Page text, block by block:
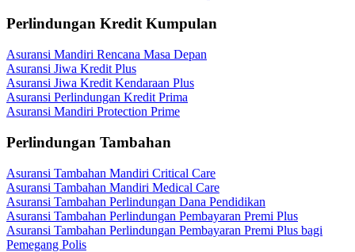
Perlindungan Kredit Kumpulan
Asuransi Mandiri Rencana Masa Depan
Asuransi Jiwa Kredit Plus
Asuransi Jiwa Kredit Kendaraan Plus
Asuransi Perlindungan Kredit Prima
Asuransi Mandiri Protection Prime
Perlindungan Tambahan
Asuransi Tambahan Mandiri Critical Care
Asuransi Tambahan Mandiri Medical Care
Asuransi Tambahan Perlindungan Dana Pendidikan
Asuransi Tambahan Perlindungan Pembayaran Premi Plus
Asuransi Tambahan Perlindungan Pembayaran Premi Plus bagi
Pemegang Polis